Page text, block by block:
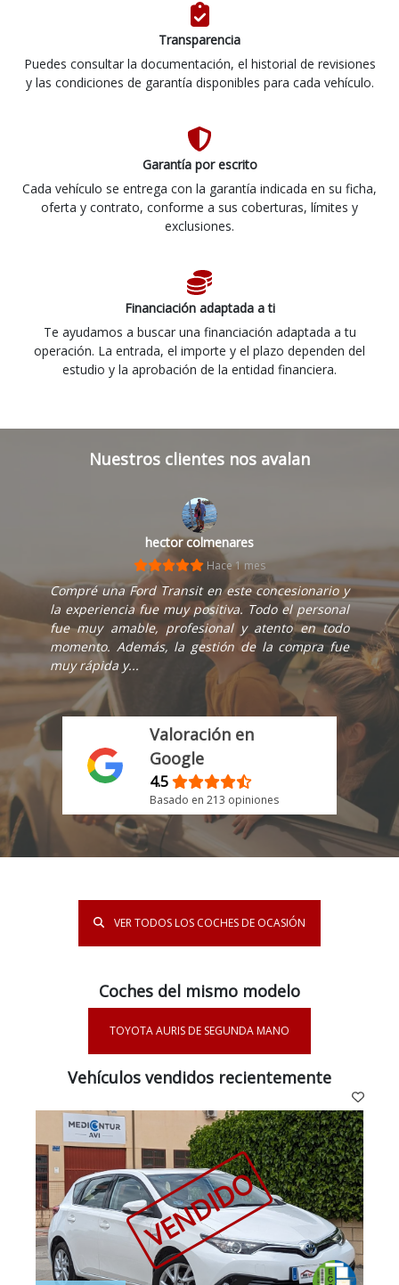
Transparencia
Puedes consultar la documentación, el historial de revisiones
y las condiciones de garantía disponibles para cada vehículo.
Garantía por escrito
Cada vehículo se entrega con la garantía indicada en su ficha,
oferta y contrato, conforme a sus coberturas, límites y
exclusiones.
Financiación adaptada a ti
Te ayudamos a buscar una financiación adaptada a tu
operación. La entrada, el importe y el plazo dependen del
estudio y la aprobación de la entidad financiera.
Nuestros clientes nos avalan
hector colmenares
Hace 1 mes
Compré una Ford Transit en este concesionario y
la experiencia fue muy positiva. Todo el personal
fue muy amable, profesional y atento en todo
momento. Además, la gestión de la compra fue
muy rápida y...
Valoración en
Google
4.5
Basado en 213 opiniones
VER TODOS LOS COCHES DE OCASIÓN
Coches del mismo modelo
TOYOTA AURIS DE SEGUNDA MANO
Vehículos vendidos recientemente
VENDIDO